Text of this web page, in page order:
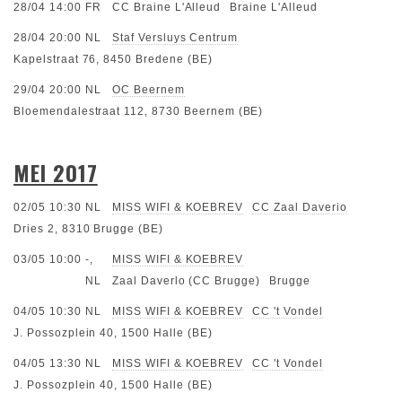
28/04 14:00 FR CC Braine L'Alleud Braine L'Alleud
28/04 20:00 NL
Staf Versluys Centrum
Kapelstraat 76, 8450 Bredene (BE)
29/04 20:00 NL
OC Beernem
Bloemendalestraat 112, 8730 Beernem (BE)
MEI 2017
02/05 10:30 NL MISS WIFI & KOEBREV
CC Zaal Daverio
Dries 2, 8310 Brugge (BE)
03/05 10:00 -,
NL
MISS WIFI & KOEBREV
Zaal Daverlo (CC Brugge)
Brugge
04/05 10:30 NL MISS WIFI & KOEBREV
CC 't Vondel
J. Possozplein 40, 1500 Halle (BE)
04/05 13:30 NL MISS WIFI & KOEBREV
CC 't Vondel
J. Possozplein 40, 1500 Halle (BE)